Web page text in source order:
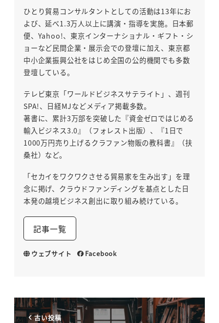
ひとり貿易コンサルタントとしての活動は13年にお
よび、延べ1.3万人以上に講演・指導を実施。日本郵
便、Yahoo!、東京インターナショナル・ギフト・シ
ョーなど民間企業・展示会での登壇に加え、東京都
中小企業振興公社をはじめ全国の公的機関でも多数
登壇している。
テレビ東京「ワールドビジネスサテライト」、週刊
SPA!、日経MJなどメディア掲載多数。
著書に、累計3万部を突破した『資金ゼロではじめる
輸入ビジネス3.0』（フォレスト出版）、『1日で
1000万円売り上げるクラファン物販の教科書』（扶
桑社）など。
「セカイをワクワクさせる貿易家を生み出す」を理
念に掲げ、クラウドファンディングを基点とした日
本発の越境ビジネス創出に取り組み続けている。
記事一覧
ウェブサイト Facebook
古い投稿